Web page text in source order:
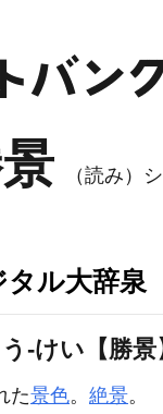
（読み）
タル大辞泉
‐けい【勝景
た景色。 絶景。